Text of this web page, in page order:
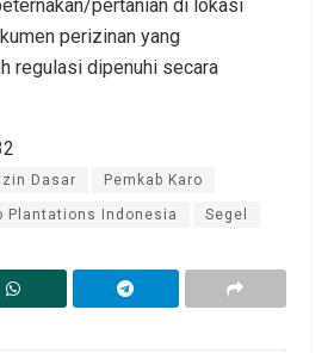
pertanian di lokasi
perizinan yang
regulasi dipenuhi secara
Izin Dasar Pemkab Karo
Plantations Indonesia Segel